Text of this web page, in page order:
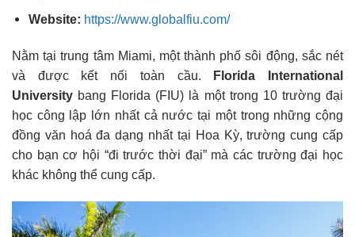
Website: https://www.globalfiu.com/
Nằm tại trung tâm Miami, một thành phố sôi động, sắc nét
và được kết nối toàn cầu.
Florida International
University bang Florida (FIU) là một trong 10 trường đại
học công lập lớn nhất cả nước tại một trong những cộng
đồng văn hoá đa dạng nhất tại Hoa Kỳ, trường cung cấp
cho bạn cơ hội “đi trước thời đại” mà các trường đại học
khác không thể cung cấp.